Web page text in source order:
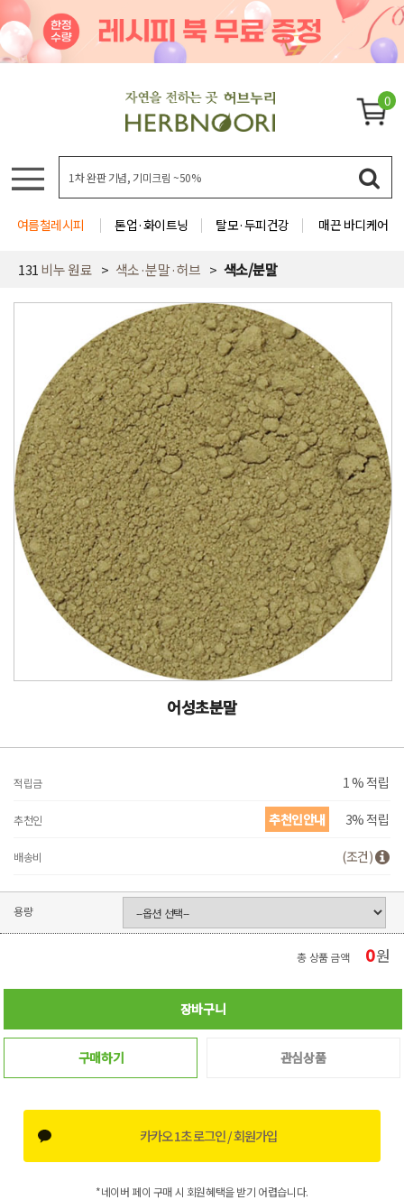
0
여름철레시피 톤업·화이트닝 탈모·두피건강 매끈 바디케어
131비누 원료 색소·분말·허브 색소/분말
어성초분말
적립금 1 % 적립
추천인 추천인안내 3% 적립
배송비 (조건)
용량
총 상품 금액 0원
장바구니
구매하기 관심상품
카카오 1초 로그인 / 회원가입
*네이버 페이 구매 시 회원혜택을 받기 어렵습니다.